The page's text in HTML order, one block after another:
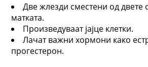
Две жлезди сместени од двете
матката.
Произведуваат јајце клетки.
Лачат важни хормони како
прогестерон.